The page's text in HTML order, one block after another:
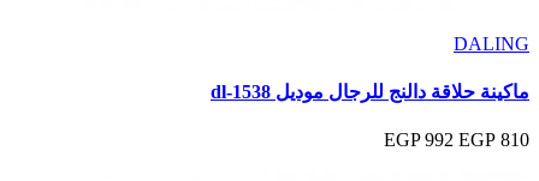
DALING
ماكينة حلاقة دالنج للرجال موديل dl-1538
810 EGP
992 EGP